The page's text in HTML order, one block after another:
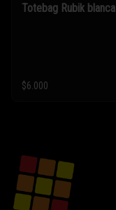
Totebag Rubik blanca
$6.000